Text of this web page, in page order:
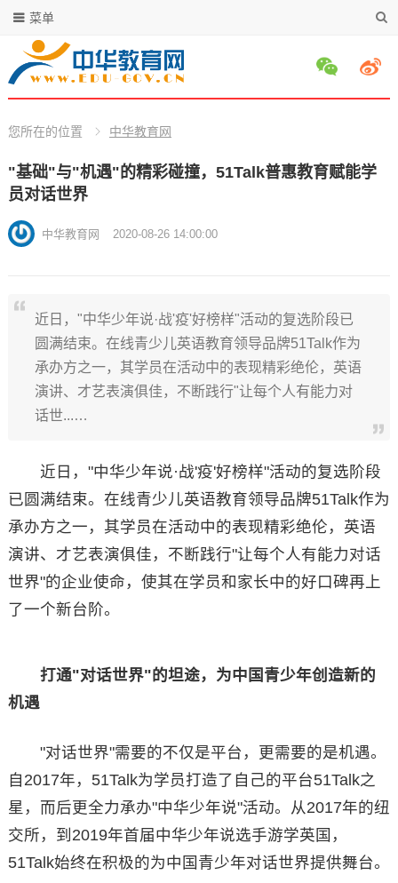
菜单
您所在的位置 中华教育网
"基础"与"机遇"的精彩碰撞，51Talk普惠教育赋能学
员对话世界
中华教育网 2020-08-26 14:00:00
近日，"中华少年说·战'疫'好榜样"活动的复选阶段已
圆满结束。在线青少儿英语教育领导品牌51Talk作为
承办方之一，其学员在活动中的表现精彩绝伦，英语
演讲、才艺表演俱佳，不断践行"让每个人有能力对
话世...…
近日，"中华少年说·战'疫'好榜样"活动的复选阶段
已圆满结束。在线青少儿英语教育领导品牌51Talk作为
承办方之一，其学员在活动中的表现精彩绝伦，英语
演讲、才艺表演俱佳，不断践行"让每个人有能力对话
世界"的企业使命，使其在学员和家长中的好口碑再上
了一个新台阶。
打通"对话世界"的坦途，为中国青少年创造新的
机遇
"对话世界"需要的不仅是平台，更需要的是机遇。
自2017年，51Talk为学员打造了自己的平台51Talk之
星，而后更全力承办"中华少年说"活动。从2017年的纽
交所，到2019年首届中华少年说选手游学英国，
51Talk始终在积极的为中国青少年对话世界提供舞台。